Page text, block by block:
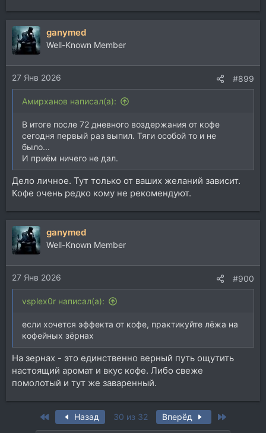
ganymed
Well-Known Member
27 Янв 2026 #899
Aмирханов написал(а):
В итоге после 72 дневного воздержания от кофе
сегодня первый раз выпил. Тяги особой то и не
было...
И приём ничего не дал.
Дело личное. Тут только от ваших желаний зависит.
Кофе очень редко кому не рекомендуют.
ganymed
Well-Known Member
27 Янв 2026 #900
vsplex0r написал(а):
если хочется эффекта от кофе, практикуйте лёжа на
кофейных зёрнах
На зернах - это единственно верный путь ощутить
настоящий аромат и вкус кофе. Либо свеже
помолотый и тут же заваренный.
First Назад 30 из 32 Вперёд